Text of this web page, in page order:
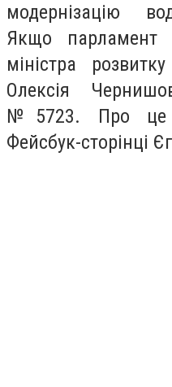
модернізацію
Якщо парламент
міністра
Олексія
№5723. Про це
Фейсбук-сторінці